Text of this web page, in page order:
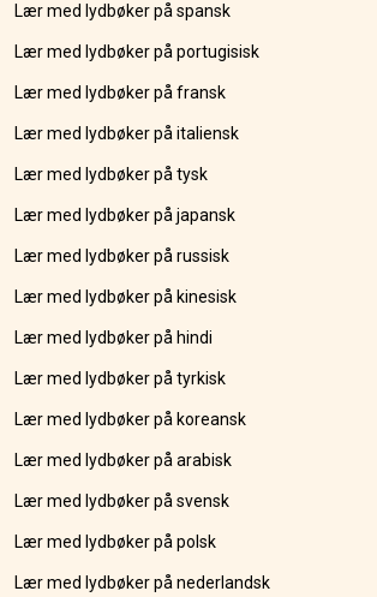
Lær med lydbøker på spansk
Lær med lydbøker på portugisisk
Lær med lydbøker på fransk
Lær med lydbøker på italiensk
Lær med lydbøker på tysk
Lær med lydbøker på japansk
Lær med lydbøker på russisk
Lær med lydbøker på kinesisk
Lær med lydbøker på hindi
Lær med lydbøker på tyrkisk
Lær med lydbøker på koreansk
Lær med lydbøker på arabisk
Lær med lydbøker på svensk
Lær med lydbøker på polsk
Lær med lydbøker på nederlandsk